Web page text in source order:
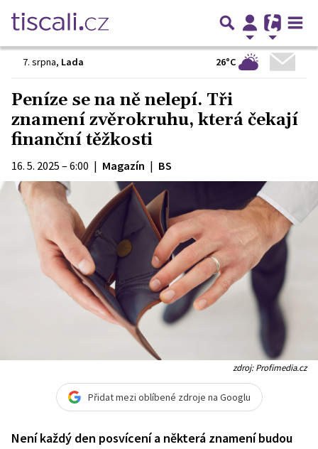
7. srpna, Lada 26°C
Peníze se na ně nelepí. Tři
znamení zvěrokruhu, která čekají
finanční těžkosti
16. 5. 2025 – 6:00 | Magazín | BS
zdroj: Profimedia.cz
Přidat mezi oblíbené zdroje na Googlu
Není každý den posvícení a některá znamení budou